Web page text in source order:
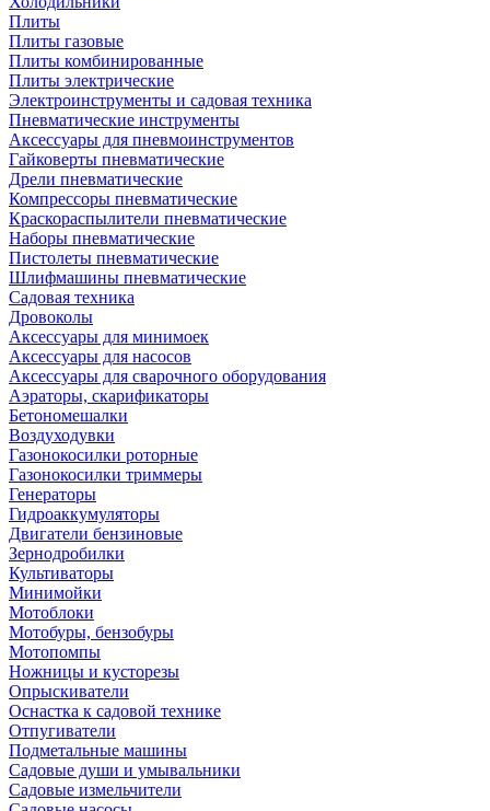
Плиты
Плиты газовые
Плиты комбинированные
Плиты электрические
Электроинструменты и садовая техника
Пневматические инструменты
Аксессуары для пневмоинструментов
Гайковерты пневматические
Дрели пневматические
Компрессоры пневматические
Краскораспылители пневматические
Наборы пневматические
Пистолеты пневматические
Шлифмашины пневматические
Садовая техника
Дровоколы
Аксессуары для минимоек
Аксессуары для насосов
Аксессуары для сварочного оборудования
Аэраторы, скарификаторы
Бетономешалки
Воздуходувки
Газонокосилки роторные
Газонокосилки триммеры
Генераторы
Гидроаккумуляторы
Двигатели бензиновые
Зернодробилки
Культиваторы
Минимойки
Мотоблоки
Мотобуры, бензобуры
Мотопомпы
Ножницы и кусторезы
Опрыскиватели
Оснастка к садовой технике
Отпугиватели
Подметальные машины
Садовые души и умывальники
Садовые измельчители